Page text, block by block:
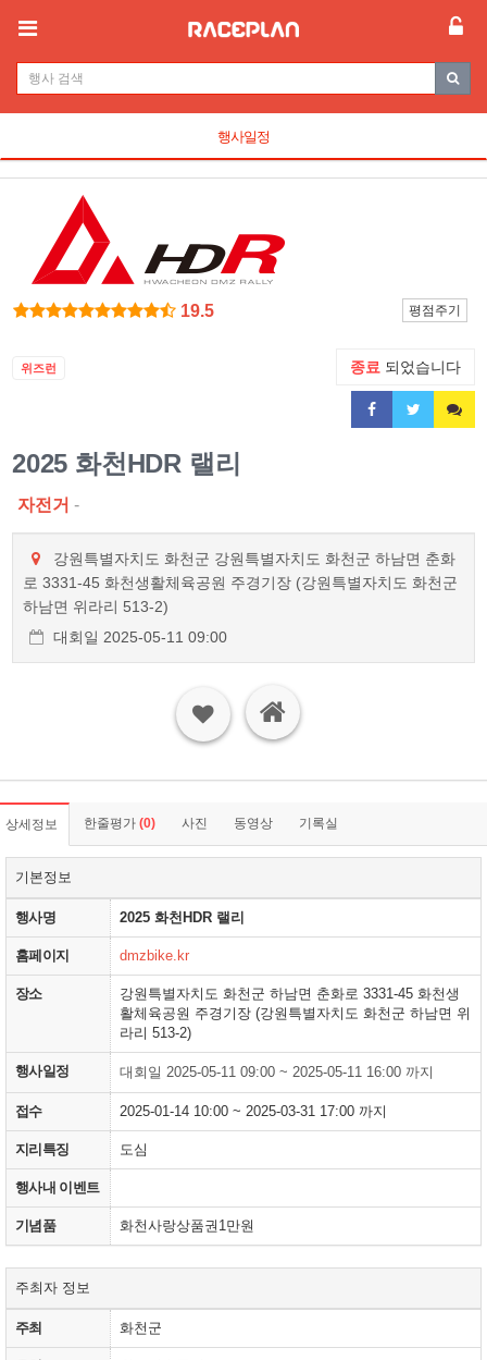
행사일정
19.5 평점주기
위즈런 종료 되었습니다
2025 화천HDR 랠리
자전거 -
강원특별자치도 화천군 강원특별자치도 화천군 하남면 춘화
로 3331-45 화천생활체육공원 주경기장 (강원특별자치도 화천군
하남면 위라리 513-2)
대회일 2025-05-11 09:00
상세정보 한줄평가 (0) 사진 동영상 기록실
기본정보
행사명 2025 화천HDR 랠리
홈페이지 dmzbike.kr
장소
강원특별자치도 화천군 하남면 춘화로 3331-45 화천생
활체육공원 주경기장 (강원특별자치도 화천군 하남면 위
라리 513-2)
행사일정 대회일 2025-05-11 09:00 ~ 2025-05-11 16:00 까지
접수 2025-01-14 10:00 ~ 2025-03-31 17:00 까지
지리특징 도심
행사내 이벤트
기념품 화천사랑상품권1만원
주최자 정보
주최 화천군